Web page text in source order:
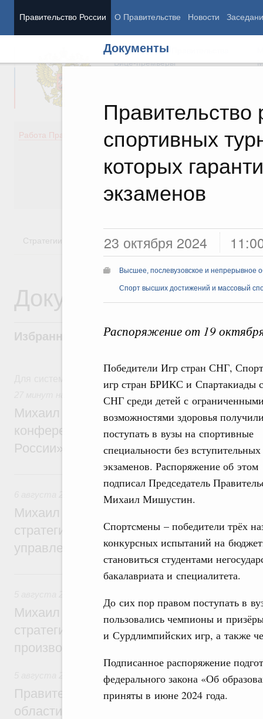
Правительство России О Правительстве Новости
Документы
спортивных
которых
экзаменов
23 октября 2024
Высшее, послевузовское и непрерывное
Спорт высших достижений и массовый
Распоряжение от 19
Победители Игр стран СНГ,
игр стран БРИКС и Спартакиады
СНГ среди детей с
возможностями здоровья
поступать в вузы на спортивные
специальности без вступительных
экзаменов. Распоряжение об этом
подписал Председатель
Михаил Мишустин.
Спортсмены – победители трёх
конкурсных испытаний на
становиться студентами
бакалавриата и специалитета.
До сих пор правом поступать в
пользовались чемпионы и
и Сурдлимпийских игр, а также
Подписанное распоряжение
федерального закона «Об
приняты в июне 2024 года.
Председатель Правительства
Вице-премьеры
Работа Правительства
Демография
Здоровье
Культура
Государство
Стратегии Государственные программы
Документы
Избранные документы со справками к
Для системного поиска перейдите в раздел "Поиск по
Отрасль информационных технологий
Михаил Мишустин дал поручения по
конференции «Цифровая индустрия
России»
6 августа, четверг
Технологическое развитие. Инновации
Михаил Мишустин дал поручения по
стратегической сессии о
управления научно-технологическим
5 августа, среда
Михаил Мишустин дал поручения по
стратегической сессии, посвящённой
производительности труда
Национальный проект «Экологическое
Правительство увеличило объём
области в рамках федерального